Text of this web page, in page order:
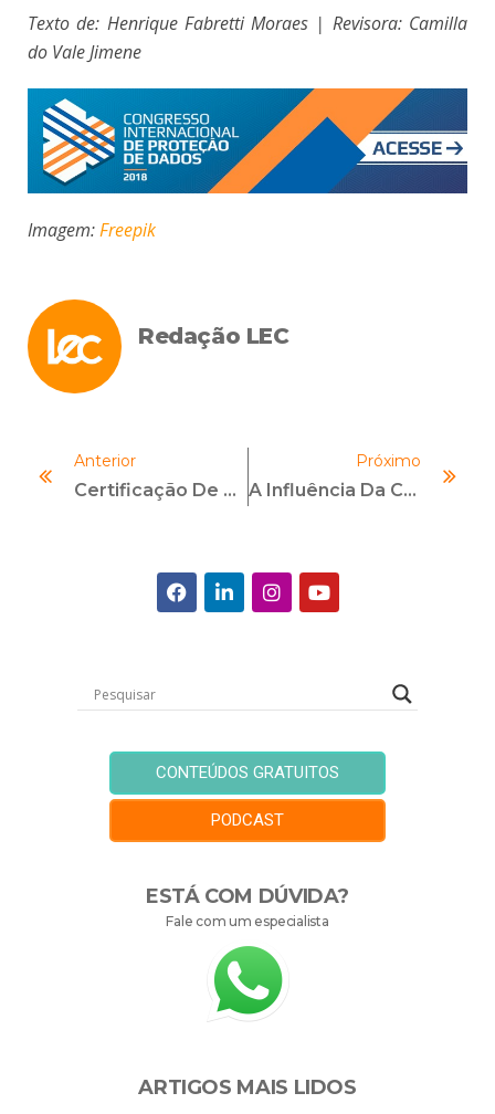
Texto de: Henrique Fabretti Moraes | Revisora: Camilla
do Vale Jimene
Imagem:Freepik
Redação LEC
Anterior
Certificação De Compliance: Como Funciona Esse Modelo De Certificação?
Próximo
A Influência Da Convenção Antissuborno Da OCDE No Setor Empresarial Brasileiro
CONTEÚDOS GRATUITOS
PODCAST
ESTÁ COM DÚVIDA?
Fale com um especialista
ARTIGOS MAIS LIDOS